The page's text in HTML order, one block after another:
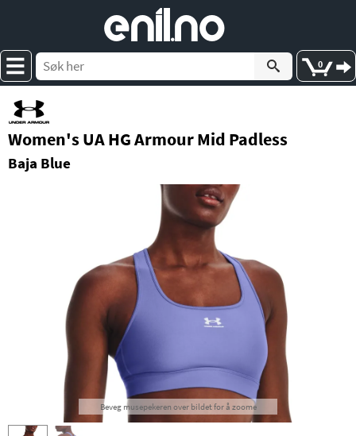
enil no
0
Women's UA HG Armour Mid Padless
Baja Blue
Beveg musepekeren over bildet for å zoome